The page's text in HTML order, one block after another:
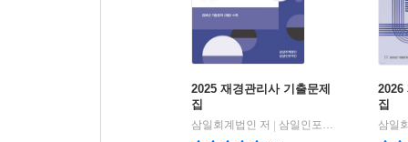
2025 재경관리사 기출문제
집
삼일회계법인 저 | 삼일인포마인
2026
집
삼일